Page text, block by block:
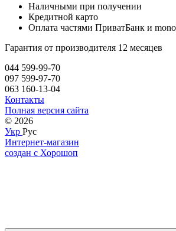
Наличными при получении
Кредитной карто
Оплата частями ПриватБанк и
Гарантия от производителя 12 месяцев
044 599-99-70
097 599-97-70
063 160-13-04
Контакты
Полная версия сайта
© 2026
Укр Рус
Интернет-магазин
создан с Хорошоп